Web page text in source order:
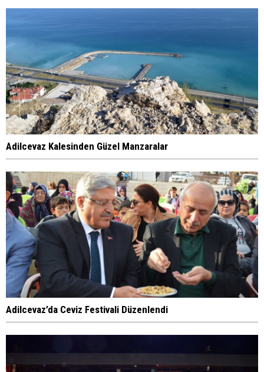
Adilcevaz Kalesinden Güzel Manzaralar
Adilcevaz’da Ceviz Festivali Düzenlendi